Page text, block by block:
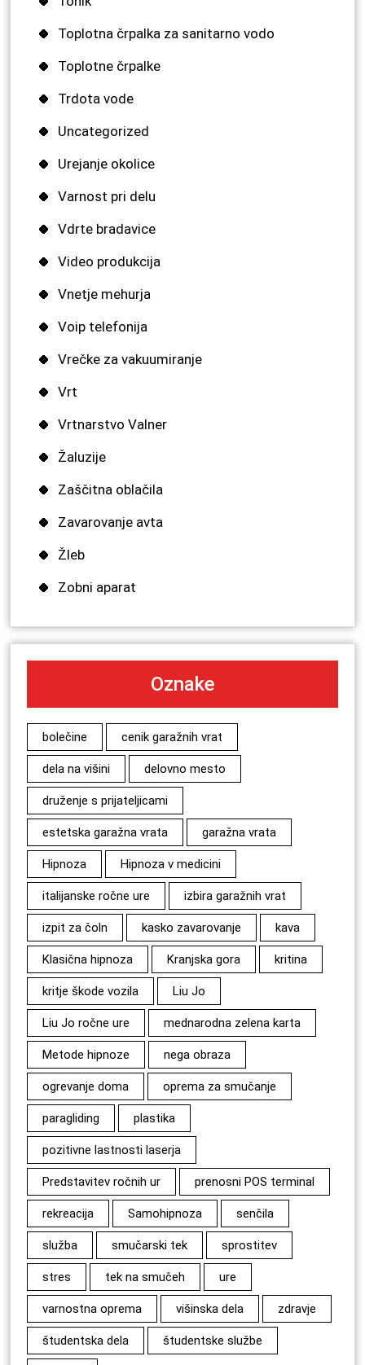
Toplotna črpalka za sanitarno vodo
Toplotne črpalke
Trdota vode
Uncategorized
Urejanje okolice
Varnost pri delu
Vdrte bradavice
Video produkcija
Vnetje mehurja
Voip telefonija
Vrečke za vakuumiranje
Vrt
Vrtnarstvo Valner
Žaluzije
Zaščitna oblačila
Zavarovanje avta
Žleb
Zobni aparat
Oznake
bolečine cenik garažnih vrat
dela na višini delovno mesto
druženje s prijateljicami
estetska garažna vrata garažna vrata
Hipnoza Hipnoza v medicini
italijanske ročne ure izbira garažnih vrat
izpit za čoln kasko zavarovanje kava
Klasična hipnoza Kranjska gora kritina
kritje škode vozila Liu Jo
Liu Jo ročne ure mednarodna zelena karta
Metode hipnoze nega obraza
ogrevanje doma oprema za smučanje
paragliding plastika
pozitivne lastnosti laserja
Predstavitev ročnih ur prenosni POS terminal
rekreacija Samohipnoza senčila
služba smučarski tek sprostitev
stres tek na smučeh ure
varnostna oprema višinska dela zdravje
študentska dela študentske službe